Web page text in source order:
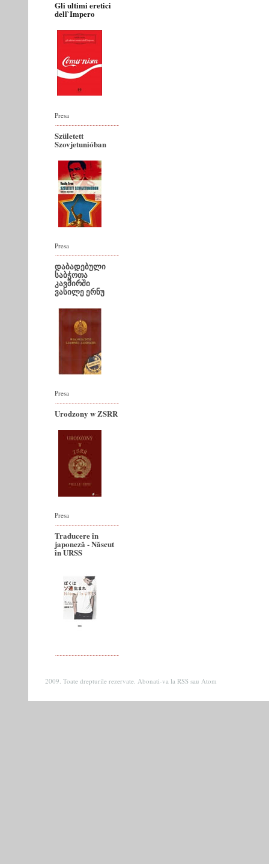
Gli ultimi eretici
dell`Impero
Presa
Született
Szovjetunióban
Presa
დაბადებული
საბჭოთა
კავშირში
ვასილე ერნუ
Presa
Urodzony w ZSRR
Presa
Traducere în
japoneză - Născut
în URSS
2009. Toate drepturile rezervate. Abonati-va la RSS sau Atom